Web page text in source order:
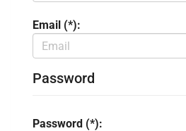
Email (*):
Password
Password (*):